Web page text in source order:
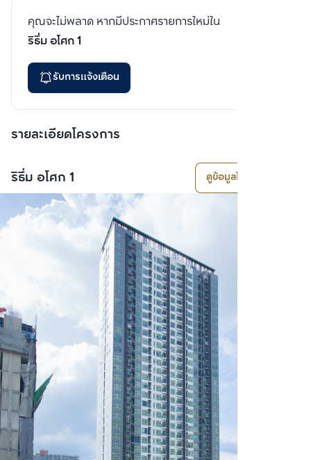
คุณจะไม่พลาด หากมีประกาศรายการใหม่ใน
ริธึ่ม อโศก 1
รับการแจ้งเตือน
รายละเอียดโครงการ
ริธึ่ม อโศก 1 ดูข้อมูลโครงการ